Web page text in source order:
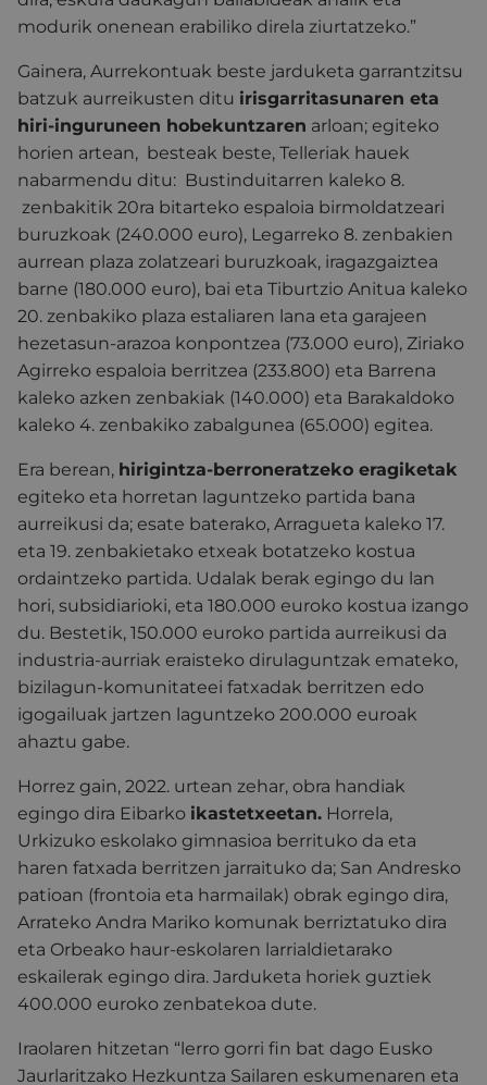
modurik onenean erabiliko direla ziurtatzeko.”
Gainera, Aurrekontuak beste jarduketa garrantzitsu
batzuk aurreikusten ditu irisgarritasunaren eta
hiri-inguruneen hobekuntzaren arloan; egiteko
horien artean, besteak beste, Telleriak hauek
nabarmendu ditu: Bustinduitarren kaleko 8.
zenbakitik 20ra bitarteko espaloia birmoldatzeari
buruzkoak (240.000 euro), Legarreko 8. zenbakien
aurrean plaza zolatzeari buruzkoak, iragazgaiztea
barne (180.000 euro), bai eta Tiburtzio Anitua kaleko
20. zenbakiko plaza estaliaren lana eta garajeen
hezetasun-arazoa konpontzea (73.000 euro), Ziriako
Agirreko espaloia berritzea (233.800) eta Barrena
kaleko azken zenbakiak (140.000) eta Barakaldoko
kaleko 4. zenbakiko zabalgunea (65.000) egitea.
Era berean, hirigintza-berroneratzeko eragiketak
egiteko eta horretan laguntzeko partida bana
aurreikusi da; esate baterako, Arragueta kaleko 17.
eta 19. zenbakietako etxeak botatzeko kostua
ordaintzeko partida. Udalak berak egingo du lan
hori, subsidiarioki, eta 180.000 euroko kostua izango
du. Bestetik, 150.000 euroko partida aurreikusi da
industria-aurriak eraisteko dirulaguntzak emateko,
bizilagun-komunitateei fatxadak berritzen edo
igogailuak jartzen laguntzeko 200.000 euroak
ahaztu gabe.
Horrez gain, 2022. urtean zehar, obra handiak
egingo dira Eibarko ikastetxeetan. Horrela,
Urkizuko eskolako gimnasioa berrituko da eta
haren fatxada berritzen jarraituko da; San Andresko
patioan (frontoia eta harmailak) obrak egingo dira,
Arrateko Andra Mariko komunak berriztatuko dira
eta Orbeako haur-eskolaren larrialdietarako
eskailerak egingo dira. Jarduketa horiek guztiek
400.000 euroko zenbatekoa dute.
Iraolaren hitzetan “lerro gorri fin bat dago Eusko
Jaurlaritzako Hezkuntza Sailaren eskumenaren eta